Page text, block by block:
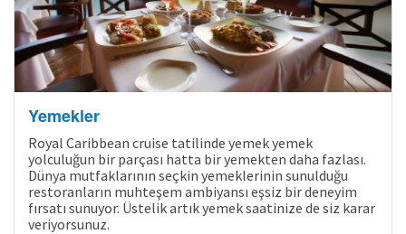
Yemekler
Royal Caribbean cruise tatilinde yemek yemek
yolculuğun bir parçası hatta bir yemekten daha fazlası.
Dünya mutfaklarının seçkin yemeklerinin sunulduğu
restoranların muhteşem ambiyansı eşsiz bir deneyim
fırsatı sunuyor. Üstelik artık yemek saatinize de siz karar
veriyorsunuz.